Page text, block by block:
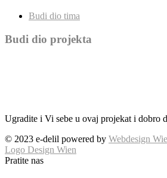
Budi dio tima
Budi dio projekta
Ugradite i Vi sebe u ovaj projekat i dobro
© 2023 e-delil powered by Webdesign
Logo Design Wien
Pratite nas